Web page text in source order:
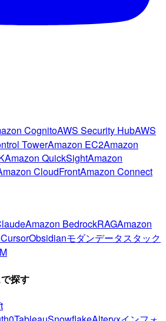
CognitoAWS Security HubAWS
TowerAmazon EC2Amazon
Amazon QuickSightAmazon
CloudFrontAmazon Connect
Amazon BedrockRAGAmazon
CursorObsidianモダンデータスタック
探す